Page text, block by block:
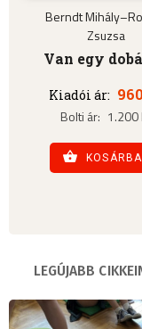
Berndt
Zsuzsa
Van egy
Kiadói ár:
Bolti ár: 1.200
KOSÁRBA
LEGÚJABB